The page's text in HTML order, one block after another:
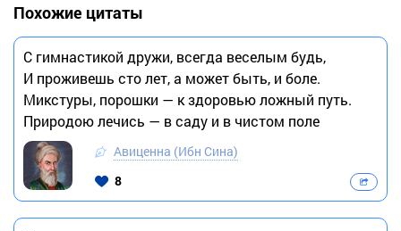
Похожие цитаты
С гимнастикой дружи, всегда веселым будь,
И проживешь сто лет, а может быть, и боле.
Микстуры, порошки — к здоровью ложный путь.
Природою лечись — в саду и в чистом поле
Авиценна (Ибн Сина)
8